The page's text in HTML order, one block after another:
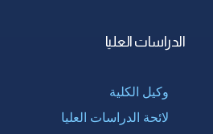
الدراسات العليا
وكيل الكلية
لائحة الدراسات العليا